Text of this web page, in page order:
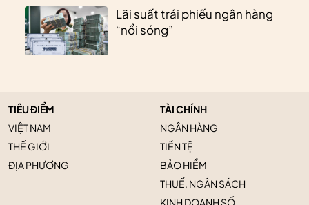
Lãi suất trái phiếu ngân hàng
“nổi sóng”
TIÊU ĐIỂM
VIỆT NAM
THẾ GIỚI
ĐỊA PHƯƠNG
TÀI CHÍNH
NGÂN HÀNG
TIỀN TỆ
BẢO HIỂM
THUẾ, NGÂN SÁCH